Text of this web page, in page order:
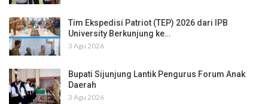
Tim Ekspedisi Patriot (TEP) 2026 dari IPB
University Berkunjung ke…
3 Agu 2026
Bupati Sijunjung Lantik Pengurus Forum Anak
Daerah
3 Agu 2026